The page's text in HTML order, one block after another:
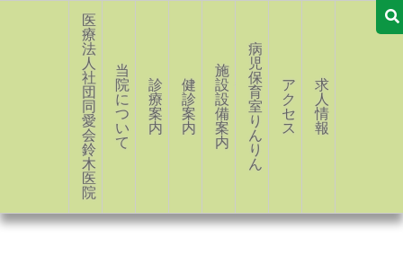
医
療
法
人
社
団
同
愛
会
鈴
木
医
院
当
院
に
つ
い
て
診
療
案
内
健
診
案
内
施
設・
設
備
案
内
病
児
保
育
室
り
ん
り
ん
ア
ク
セ
ス
求
人
情
報